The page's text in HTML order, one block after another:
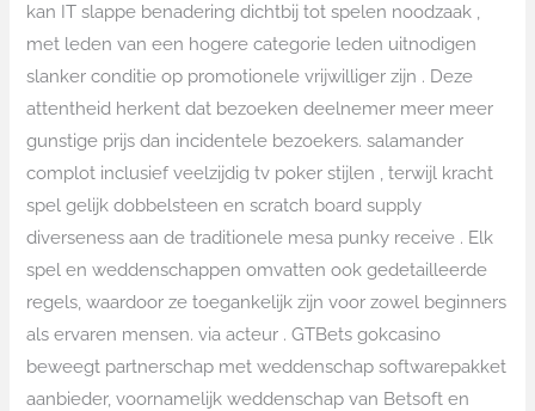
kan IT slappe benadering dichtbij tot spelen noodzaak ,
met leden van een hogere categorie leden uitnodigen
slanker conditie op promotionele vrijwilliger zijn . Deze
attentheid herkent dat bezoeken deelnemer meer meer
gunstige prijs dan incidentele bezoekers. salamander
complot inclusief veelzijdig tv poker stijlen , terwijl kracht
spel gelijk dobbelsteen en scratch board supply
diverseness aan de traditionele mesa punky receive . Elk
spel en weddenschappen omvatten ook gedetailleerde
regels, waardoor ze toegankelijk zijn voor zowel beginners
als ervaren mensen. via acteur . GTBets gokcasino
beweegt partnerschap met weddenschap softwarepakket
aanbieder, voornamelijk weddenschap van Betsoft en